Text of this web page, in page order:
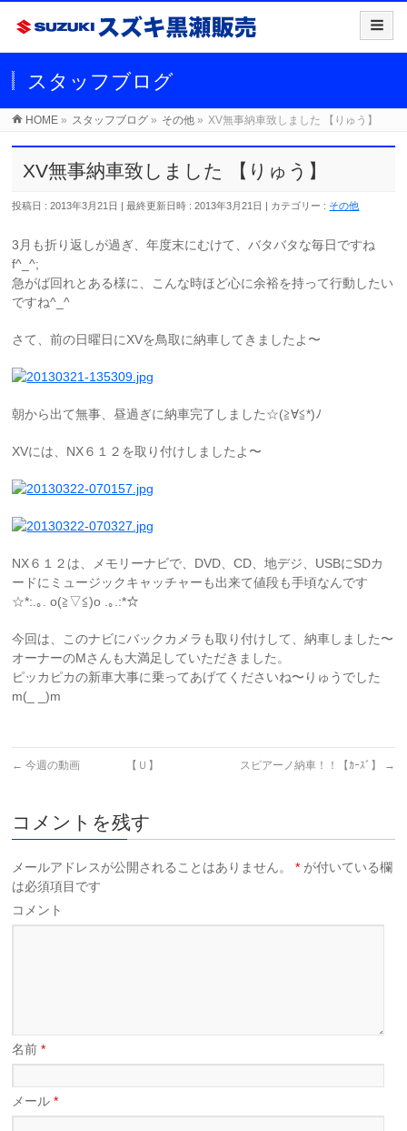
スタッフブログ
HOME » スタッフブログ » その他 » XV無事納車致しました 【りゅう】
XV無事納車致しました 【りゅう】
投稿日 : 2013年3月21日 最終更新日時 : 2013年3月21日 カテゴリー : その他
3月も折り返しが過ぎ、年度末にむけて、バタバタな毎日ですね
f^_^;
急がば回れとある様に、こんな時ほど心に余裕を持って行動したい
ですね^_^
さて、前の日曜日にXVを鳥取に納車してきましたよ〜
朝から出て無事、昼過ぎに納車完了しました☆(≧∀≦*)ﾉ
XVには、NX６１２を取り付けしましたよ〜
NX６１２は、メモリーナビで、DVD、CD、地デジ、USBにSDカ
ードにミュージックキャッチャーも出来て値段も手頃なんです
☆*:.｡. o(≧▽≦)o .｡.:*☆
今回は、このナビにバックカメラも取り付けして、納車しました〜
オーナーのMさんも大満足していただきました。
ピッカピカの新車大事に乗ってあげてくださいね〜りゅうでした
m(_ _)m
← 今週の動画 【Ｕ】 スピアーノ納車！！【ｶｰｽﾞ】 →
コメントを残す
メールアドレスが公開されることはありません。 * が付いている欄
は必須項目です
コメント
名前*
メール*